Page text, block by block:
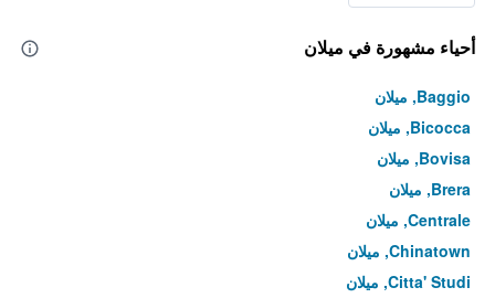
أحياء مشهورة في ميلان
Baggio, ميلان
Bicocca, ميلان
Bovisa, ميلان
Brera, ميلان
Centrale, ميلان
Chinatown, ميلان
Citta' Studi, ميلان